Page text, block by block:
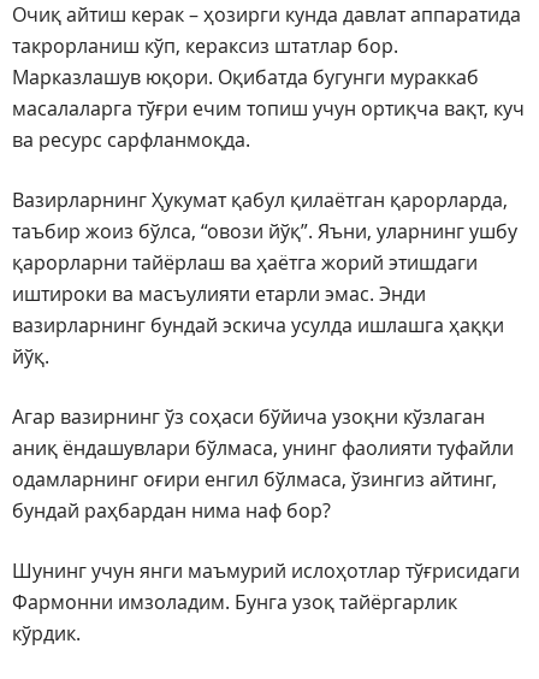
Очиқ айтиш керак – ҳозирги кунда давлат аппаратида
такрорланиш кўп, кераксиз штатлар бор.
Марказлашув юқори. Оқибатда бугунги мураккаб
масалаларга тўғри ечим топиш учун ортиқча вақт, куч
ва ресурс сарфланмоқда.
Вазирларнинг Ҳукумат қабул қилаётган қарорларда,
таъбир жоиз бўлса, “овози йўқ”. Яъни, уларнинг ушбу
қарорларни тайёрлаш ва ҳаётга жорий этишдаги
иштироки ва масъулияти етарли эмас. Энди
вазирларнинг бундай эскича усулда ишлашга ҳаққи
йўқ.
Агар вазирнинг ўз соҳаси бўйича узоқни кўзлаган
аниқ ёндашувлари бўлмаса, унинг фаолияти туфайли
одамларнинг оғири енгил бўлмаса, ўзингиз айтинг,
бундай раҳбардан нима наф бор?
Шунинг учун янги маъмурий ислоҳотлар тўғрисидаги
Фармонни имзоладим. Бунга узоқ тайёргарлик
кўрдик.